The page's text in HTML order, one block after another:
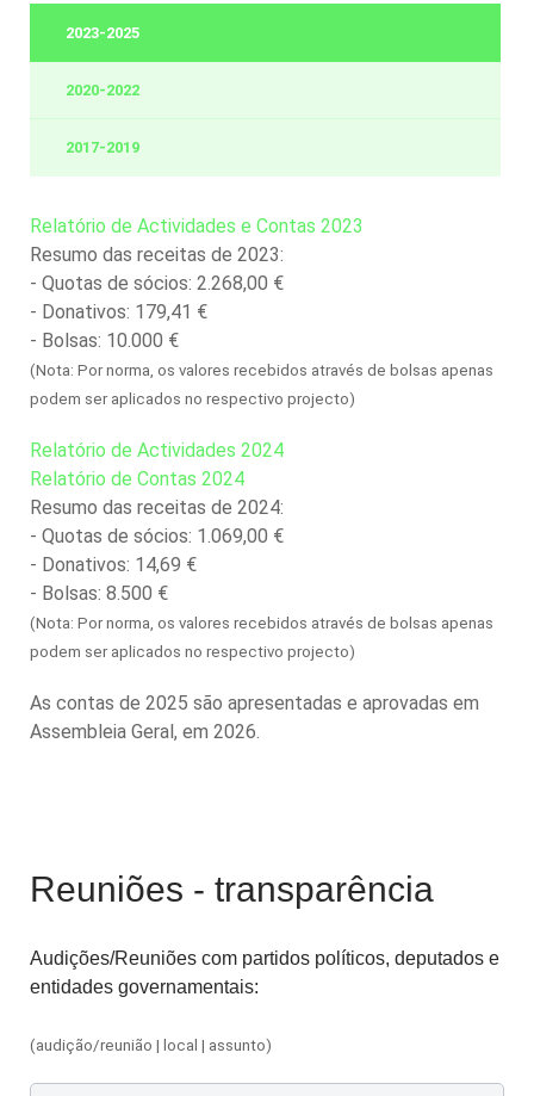
2023-2025
2020-2022
2017-2019
Relatório de Actividades e Contas 2023
Resumo das receitas de 2023:
- Quotas de sócios: 2.268,00 €
- Donativos: 179,41 €
- Bolsas: 10.000 €
(Nota: Por norma, os valores recebidos através de bolsas apenas
podem ser aplicados no respectivo projecto)
Relatório de Actividades 2024
Relatório de Contas 2024
Resumo das receitas de 2024:
- Quotas de sócios: 1.069,00 €
- Donativos: 14,69 €
- Bolsas: 8.500 €
(Nota: Por norma, os valores recebidos através de bolsas apenas
podem ser aplicados no respectivo projecto)
As contas de 2025 são apresentadas e aprovadas em
Assembleia Geral, em 2026.
Reuniões - transparência
Audições/Reuniões com partidos políticos, deputados e
entidades governamentais:
(audição/reunião | local | assunto)